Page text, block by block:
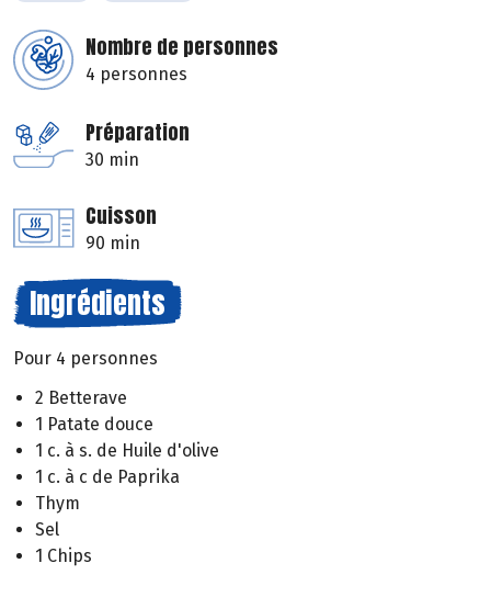
Nombre de personnes
4 personnes
Préparation
30 min
Cuisson
90 min
Ingrédients
Pour 4 personnes
2 Betterave
1 Patate douce
1 c. à s. de Huile d'olive
1 c. à c de Paprika
Thym
Sel
1 Chips